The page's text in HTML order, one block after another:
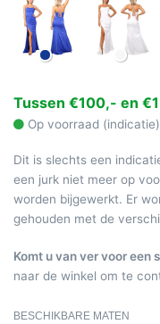
Tussen €100,- en
Op voorraad (indicatie)
Dit is slechts een
een jurk niet meer op
worden bijgewerkt. Er
gehouden met de
Komt u van ver voor een
naar de winkel om te
BESCHIKBARE MATEN